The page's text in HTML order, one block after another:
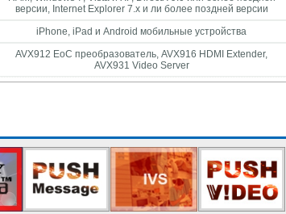
версии, Internet Explorer 7.x и ли более поздней версии
iPhone, iPad и Android мобильные устройства
AVX912 EoC преобразователь, AVX916 HDMI Extender,
AVX931 Video Server